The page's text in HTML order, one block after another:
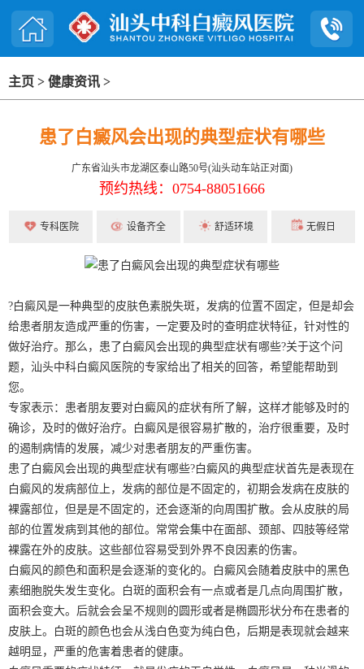
主页 > 健康资讯 >
患了白癜风会出现的典型症状有哪些
广东省汕头市龙湖区泰山路50号(汕头动车站正对面)
预约热线：0754-88051666
专科医院 设备齐全 舒适环境 无假日
?白癜风是一种典型的皮肤色素脱失斑，发病的位置不固定，但是却会
给患者朋友造成严重的伤害，一定要及时的查明症状特征，针对性的
做好治疗。那么，患了白癜风会出现的典型症状有哪些?关于这个问
题，汕头中科白癜风医院的专家给出了相关的回答，希望能帮助到
您。
专家表示：患者朋友要对白癜风的症状有所了解，这样才能够及时的
确诊，及时的做好治疗。白癜风是很容易扩散的，治疗很重要，及时
的遏制病情的发展，减少对患者朋友的严重伤害。
患了白癜风会出现的典型症状有哪些?白癜风的典型症状首先是表现在
白癜风的发病部位上，发病的部位是不固定的，初期会发病在皮肤的
裸露部位，但是是不固定的，还会逐渐的向周围扩散。会从皮肤的局
部的位置发病到其他的部位。常常会集中在面部、颈部、四肢等经常
裸露在外的皮肤。这些部位容易受到外界不良因素的伤害。
白癜风的颜色和面积是会逐渐的变化的。白癜风会随着皮肤中的黑色
素细胞脱失发生变化。白斑的面积会有一点或者是几点向周围扩散，
面积会变大。后就会会呈不规则的圆形或者是椭圆形状分布在患者的
皮肤上。白斑的颜色也会从浅白色变为纯白色，后期是表现就会越来
越明显，严重的危害着患者的健康。